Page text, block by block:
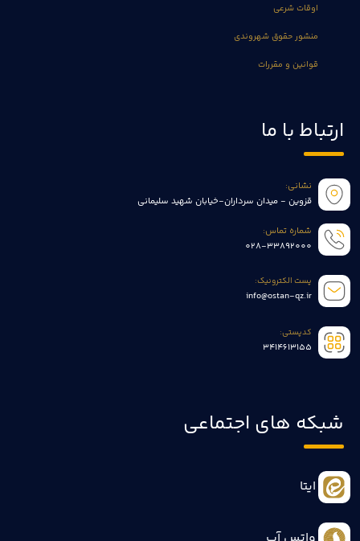
اوقات شرعی
منشور حقوق شهروندی
قوانین و مقررات
ارتباط با ما
نشانی:
قزوین - میدان سرداران-خیابان شهید سلیمانی
شماره تماس:
028-33892000
پست الکترونیک:
info@ostan-qz.ir
کدپستی:
3414613155
شبکه های اجتماعی
ایتا